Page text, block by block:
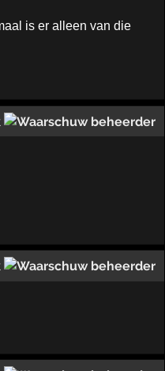
is er alleen van die